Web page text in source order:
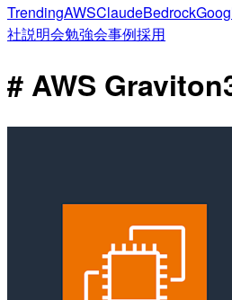
TrendingAWSClaudeBedrock
社説明会勉強会事例採用
# AWS